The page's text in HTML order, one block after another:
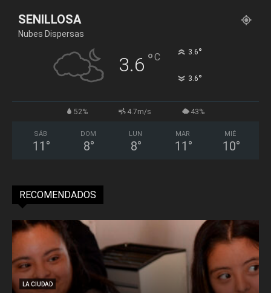
SENILLOSA
Nubes Dispersas
3.6 °C 3.6°
3.6°
52% 4.7m/s 43%
SÁB
11 °
DOM
8°
LUN
8°
MAR
11 °
MIÉ
10°
RECOMENDADOS
LA CIUDAD